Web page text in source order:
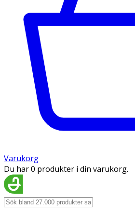
Varukorg
Du har 0 produkter i din varukorg.